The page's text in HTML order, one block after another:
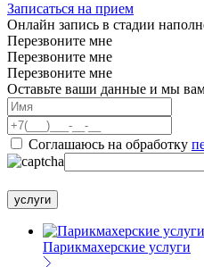
Записаться на прием
Онлайн запись в стадии
Перезвоните мне
Перезвоните мне
Перезвоните мне
Оставьте ваши данные и мы
Соглашаюсь на обработку
услуги
Парикмахерские услуги